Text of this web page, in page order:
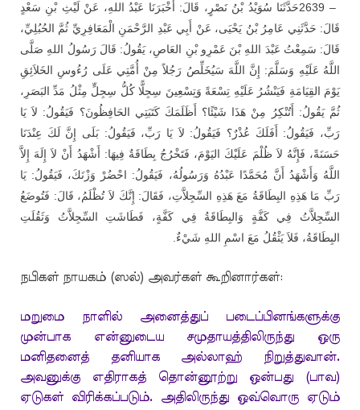
2639 –حَدَّثَنَا سُوَيْدُ بْنُ نَصْرٍ، قَالَ: أَخْبَرَنَا عَبْدُ اللهِ، عَنْ لَيْثِ بْنِ سَعْدٍ
قَالَ: حَدَّثَنِي عَامِرُ بْنُ يَحْيَى، عَنْ أَبِي عَبْدِ الرَّحْمَنِ الْمَعَافِرِيِّ ثُمَّ الحُبُلِيِّ،
قَالَ: سَمِعْتُ عَبْدَ اللهِ بْنَ عَمْرِو بْنِ العَاصِ، يَقُولُ: قَالَ رَسُولُ اللهِ صَلَّى
اللَّهُ عَلَيْهِ وَسَلَّمَ: إِنَّ اللَّهَ سَيُخَلِّصُ رَجُلاً مِنْ أُمَّتِي عَلَى رُءُوسِ الخَلاَئِقِ
يَوْمَ القِيَامَةِ فَيَنْشُرُ عَلَيْهِ تِسْعَةً وَتِسْعِينَ سِجِلًّا كُلُّ سِجِلٍّ مِثْلُ مَدِّ البَصَرِ،
ثُمَّ يَقُولُ: أَتُنْكِرُ مِنْ هَذَا شَيْئًا؟ أَظَلَمَكَ كَتَبَتِي الحَافِظُونَ؟ فَيَقُولُ: لاَ يَا
رَبِّ، فَيَقُولُ: أَفَلَكَ عُذْرٌ؟ فَيَقُولُ: لاَ يَا رَبِّ، فَيَقُولُ: بَلَى إِنَّ لَكَ عِنْدَنَا
حَسَنَةً، فَإِنَّهُ لاَ ظُلْمَ عَلَيْكَ اليَوْمَ، فَتَخْرُجُ بِطَاقَةٌ فِيهَا: أَشْهَدُ أَنْ لاَ إِلَهَ إِلاَّ
اللَّهُ وَأَشْهَدُ أَنَّ مُحَمَّدًا عَبْدُهُ وَرَسُولُهُ، فَيَقُولُ: احْضُرْ وَزْنَكَ، فَيَقُولُ: يَا
رَبِّ مَا هَذِهِ البِطَاقَةُ مَعَ هَذِهِ السِّجِلاَّتِ، فَقَالَ: إِنَّكَ لاَ تُظْلَمُ، قَالَ: فَتُوضَعُ
السِّجِلاَّتُ فِي كَفَّةٍ وَالبِطَاقَةُ فِي كَفَّةٍ، فَطَاشَتِ السِّجِلاَّتُ وَثَقُلَتِ
البِطَاقَةُ، فَلاَ يَثْقُلُ مَعَ اسْمِ اللهِ شَيْءٌ
நபிகள் நாயகம் (ஸல்) அவர்கள் கூறினார்கள்:
மறுமை நாளில் அனைத்துப் படைப்பினங்களுக்கு
முன்பாக என்னுடைய சமுதாயத்திலிருந்து ஒரு
மனிதனைத் தனியாக அல்லாஹ் நிறுத்துவான்.
அவனுக்கு எதிராகத் தொன்னூற்று ஒன்பது (பாவ)
ஏடுகள் விரிக்கப்படும். அதிலிருந்து ஒவ்வொரு ஏடும்